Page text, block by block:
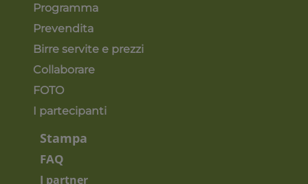
Programma
Prevendita
Birre servite e prezzi
Collaborare
FOTO
I partecipanti
FAQ
I partner
Stampa